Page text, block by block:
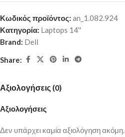
Κωδικός προϊόντος: an_1.082.924
Κατηγορία: Laptops 14''
Brand: Dell
Share:
Αξιολογήσεις (0)
Αξιολογήσεις
Δεν υπάρχει καμία αξιολόγηση ακόμη.